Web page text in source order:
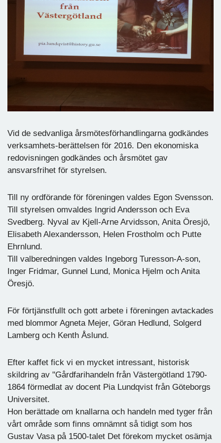
Vid de sedvanliga årsmötesförhandlingarna godkändes
verksamhets-berättelsen för 2016. Den ekonomiska
redovisningen godkändes och årsmötet gav
ansvarsfrihet för styrelsen.
Till ny ordförande för föreningen valdes Egon Svensson.
Till styrelsen omvaldes Ingrid Andersson och Eva
Svedberg. Nyval av Kjell-Arne Arvidsson, Anita Öresjö,
Elisabeth Alexandersson, Helen Frostholm och Putte
Ehrnlund.
Till valberedningen valdes Ingeborg Turesson-A-son,
Inger Fridmar, Gunnel Lund, Monica Hjelm och Anita
Öresjö.
För förtjänstfullt och gott arbete i föreningen avtackades
med blommor Agneta Mejer, Göran Hedlund, Solgerd
Lamberg och Kenth Åslund.
Efter kaffet fick vi en mycket intressant, historisk
skildring av "Gårdfarihandeln från Västergötland 1790-
1864 förmedlat av docent Pia Lundqvist från Göteborgs
Universitet.
Hon berättade om knallarna och handeln med tyger från
vårt område som finns omnämnt så tidigt som hos
Gustav Vasa på 1500-talet Det förekom mycket osämja